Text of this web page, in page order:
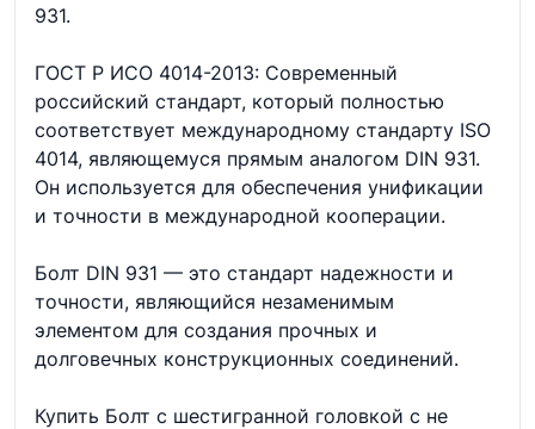
931.
ГОСТ Р ИСО 4014-2013: Современный
российский стандарт, который полностью
соответствует международному стандарту ISO
4014, являющемуся прямым аналогом DIN 931.
Он используется для обеспечения унификации
и точности в международной кооперации.
Болт DIN 931 — это стандарт надежности и
точности, являющийся незаменимым
элементом для создания прочных и
долговечных конструкционных соединений.
Купить Болт с шестигранной головкой с не